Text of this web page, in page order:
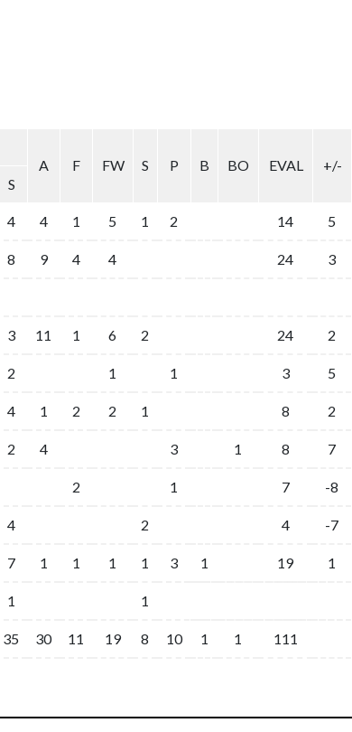
A
F FW S P B BO EVAL
+/-
S
4 4 1 5 1 2 14 5
8 9 4 4 24 3
3 11 1 6 2 24 2
2 1 1 3 5
4 1 2 2 1 8 2
2 4 3 1 8 7
2 1 7 -8
4 2 4 -7
7 1 1 1 1 3 1 19 1
1 1
35 30 11 19 8 10 1 1 111